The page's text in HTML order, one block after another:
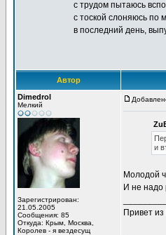
с трудом пытаюсь
с тоской слоняюсь по
в последний день,
Автор
Dimedrol
Мелкий
Зарегистрирован:
21.05.2005
Сообщения: 85
Откуда: Крым, Москва,
Королев - я вездесущ
и
Молодой
И не
Привет